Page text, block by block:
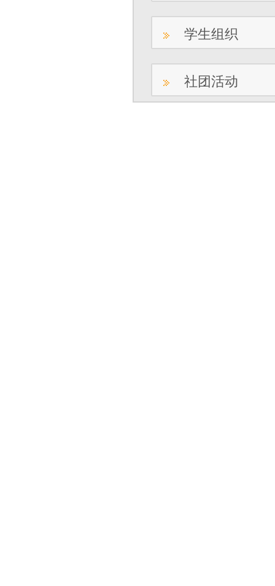
学生组织
社团活动